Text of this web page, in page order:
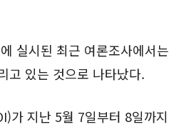
실시된 최근 여론조사에서는
고 있는 것으로 나타났다.
가 지난 5월 7일부터 8일까지